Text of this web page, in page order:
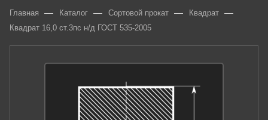
Главная — Каталог — Сортовой прокат — Квадрат —
Квадрат 16,0 ст.3пс н/д ГОСТ 535-2005